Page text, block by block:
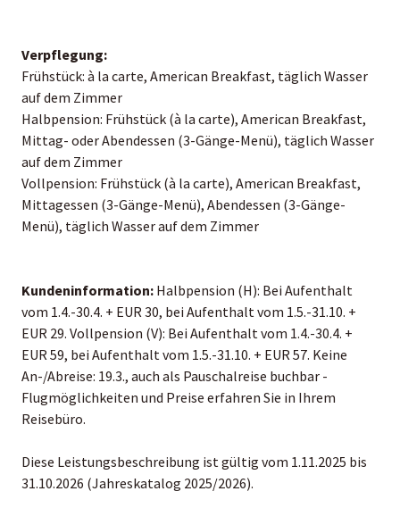
Verpflegung:
Frühstück: à la carte, American Breakfast, täglich Wasser
auf dem Zimmer
Halbpension: Frühstück (à la carte), American Breakfast,
Mittag- oder Abendessen (3-Gänge-Menü), täglich Wasser
auf dem Zimmer
Vollpension: Frühstück (à la carte), American Breakfast,
Mittagessen (3-Gänge-Menü), Abendessen (3-Gänge-
Menü), täglich Wasser auf dem Zimmer
Kundeninformation: Halbpension (H): Bei Aufenthalt
vom 1.4.-30.4. + EUR 30, bei Aufenthalt vom 1.5.-31.10. +
EUR 29. Vollpension (V): Bei Aufenthalt vom 1.4.-30.4. +
EUR 59, bei Aufenthalt vom 1.5.-31.10. + EUR 57. Keine
An-/Abreise: 19.3., auch als Pauschalreise buchbar -
Flugmöglichkeiten und Preise erfahren Sie in Ihrem
Reisebüro.
Diese Leistungsbeschreibung ist gültig vom 1.11.2025 bis
31.10.2026 (Jahreskatalog 2025/2026).